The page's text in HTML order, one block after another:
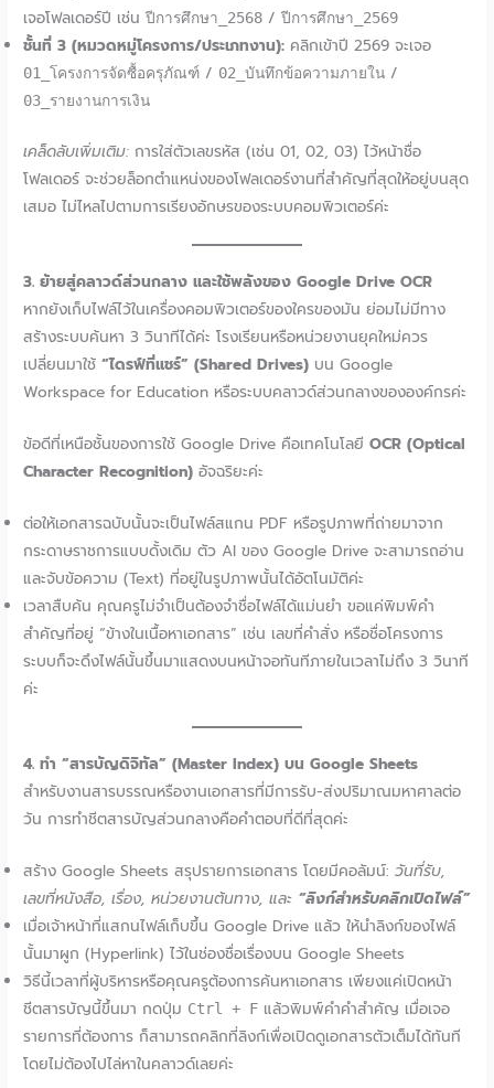
เจอโฟลเดอร์ปี เช่นปีการศึกษา_2568 /ปีการศึกษา_2569
ชั้นที่ 3 (หมวดหมู่โครงการ/ประเภทงาน): คลิกเข้าปี 2569 จะเจอ
01_โครงการจัดซื้อครุภัณฑ์ / 02_บันทึกข้อความภายใน /
03_รายงานการเงิน
เคล็ดลับเพิ่มเติม: การใส่ตัวเลขรหัส (เช่น 01, 02, 03) ไว้หน้าชื่อ
โฟลเดอร์ จะช่วยล็อกตำแหน่งของโฟลเดอร์งานที่สำคัญที่สุดให้อยู่บนสุด
เสมอ ไม่ไหลไปตามการเรียงอักษรของระบบคอมพิวเตอร์ค่ะ
3. ย้ายสู่คลาวด์ส่วนกลาง และใช้พลังของ Google Drive OCR
หากยังเก็บไฟล์ไว้ในเครื่องคอมพิวเตอร์ของใครของมัน ย่อมไม่มีทาง
สร้างระบบค้นหา 3 วินาทีได้ค่ะ โรงเรียนหรือหน่วยงานยุคใหม่ควร
เปลี่ยนมาใช้“ไดรฟ์ที่แชร์” (Shared Drives) บน Google
Workspace for Education หรือระบบคลาวด์ส่วนกลางขององค์กรค่ะ
ข้อดีที่เหนือชั้นของการใช้ Google Drive คือเทคโนโลยีOCR (Optical
Character Recognition) อัจฉริยะค่ะ
ต่อให้เอกสารฉบับนั้นจะเป็นไฟล์สแกน PDF หรือรูปภาพที่ถ่ายมาจาก
กระดาษราชการแบบดั้งเดิม ตัว AI ของ Google Drive จะสามารถอ่าน
และจับข้อความ (Text) ที่อยู่ในรูปภาพนั้นได้อัตโนมัติค่ะ
เวลาสืบค้น คุณครูไม่จำเป็นต้องจำชื่อไฟล์ได้แม่นยำ ขอแค่พิมพ์คำ
สำคัญที่อยู่ “ข้างในเนื้อหาเอกสาร” เช่น เลขที่คำสั่ง หรือชื่อโครงการ
ระบบก็จะดึงไฟล์นั้นขึ้นมาแสดงบนหน้าจอทันทีภายในเวลาไม่ถึง 3 วินาที
ค่ะ
4. ทำ “สารบัญดิจิทัล” (Master Index) บน Google Sheets
สำหรับงานสารบรรณหรืองานเอกสารที่มีการรับ-ส่งปริมาณมหาศาลต่อ
วัน การทำชีตสารบัญส่วนกลางคือคำตอบที่ดีที่สุดค่ะ
สร้าง Google Sheets สรุปรายการเอกสาร โดยมีคอลัมน์:วันที่รับ,
เลขที่หนังสือ, เรื่อง, หน่วยงานต้นทาง, และ “ลิงก์สำหรับคลิกเปิดไฟล์”
เมื่อเจ้าหน้าที่แสกนไฟล์เก็บขึ้น Google Drive แล้ว ให้นำลิงก์ของไฟล์
นั้นมาผูก (Hyperlink) ไว้ในช่องชื่อเรื่องบน Google Sheets
วิธีนี้เวลาที่ผู้บริหารหรือคุณครูต้องการค้นหาเอกสาร เพียงแค่เปิดหน้า
ชีตสารบัญนี้ขึ้นมา กดปุ่ม Ctrl + F แล้วพิมพ์คำคำสำคัญ เมื่อเจอ
รายการที่ต้องการ ก็สามารถคลิกที่ลิงก์เพื่อเปิดดูเอกสารตัวเต็มได้ทันที
โดยไม่ต้องไปไล่หาในคลาวด์เลยค่ะ